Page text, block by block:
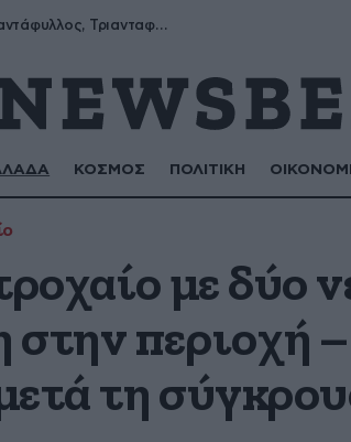
Μύρων, Τριαντάφυλλος, Τριανταφυλλιά, Φυλλιώ, Ρόζα
ΚΟΣΜΟΣ ΠΟΛΙΤΙΚΗ
με δύο
περιοχή
τη